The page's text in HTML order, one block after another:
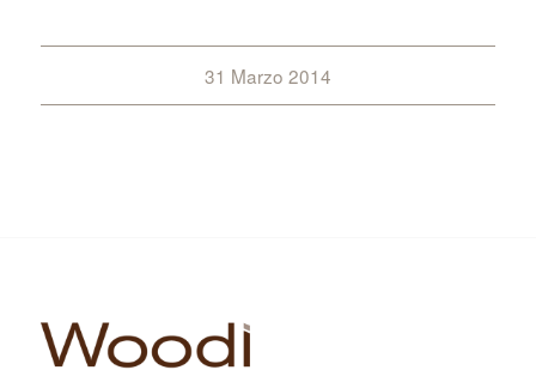
31 Marzo 2014